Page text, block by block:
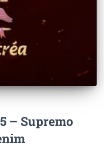
– Supremo